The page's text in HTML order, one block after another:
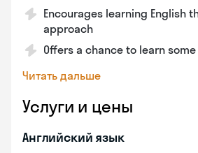
Encourages learning English
approach
Offers a chance to learn
Читать дальше
Услуги и цены
Английский язык